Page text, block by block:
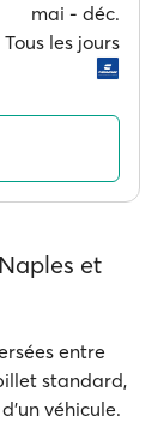
mai ‐ déc.
Tous les jours
et
entre
standard,
véhicule.